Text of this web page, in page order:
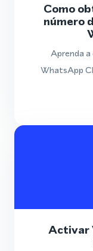
Como
número
Aprenda a
WhatsApp
Activar